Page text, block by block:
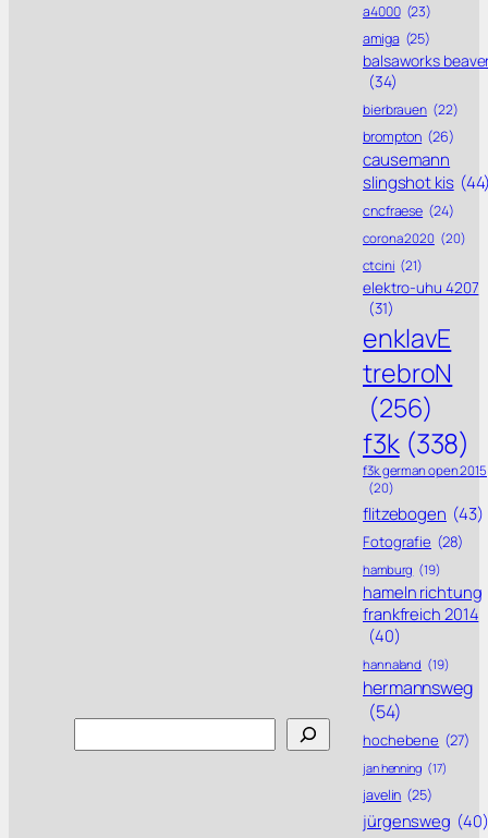
a4000 (23)
amiga (25)
balsaworks
(34)
bierbrauen (22)
brompton (26)
causemann
slingshot kis
cncfraese (24)
corona 2020 (20)
ctcini (21)
elektro-uhu 4207
(31)
enklavE
trebroN
(256)
f3k (338)
f3k german open 2015
(20)
flitzebogen (43)
Fotografie (28)
hamburg (19)
hameln richtung
frankfreich 2014
(40)
hannaland (19)
hermannsweg
(54)
hochebene (27)
jan henning (17)
javelin (25)
jürgensweg (40)